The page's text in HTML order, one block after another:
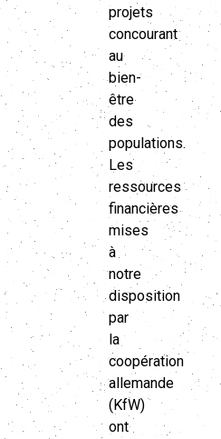
projets
concourant
au
bien-
être
des
populations.
Les
ressources
financières
mises
à
notre
disposition
par
la
coopération
allemande
(KfW)
ont